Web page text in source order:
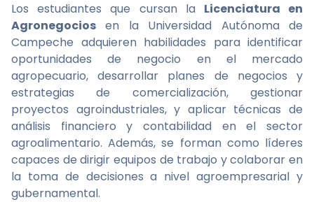
Los estudiantes que cursan la Licenciatura en
Agronegocios en la Universidad Autónoma de
Campeche adquieren habilidades para identificar
oportunidades de negocio en el mercado
agropecuario, desarrollar planes de negocios y
estrategias de comercialización, gestionar
proyectos agroindustriales, y aplicar técnicas de
análisis financiero y contabilidad en el sector
agroalimentario. Además, se forman como líderes
capaces de dirigir equipos de trabajo y colaborar en
la toma de decisiones a nivel agroempresarial y
gubernamental.